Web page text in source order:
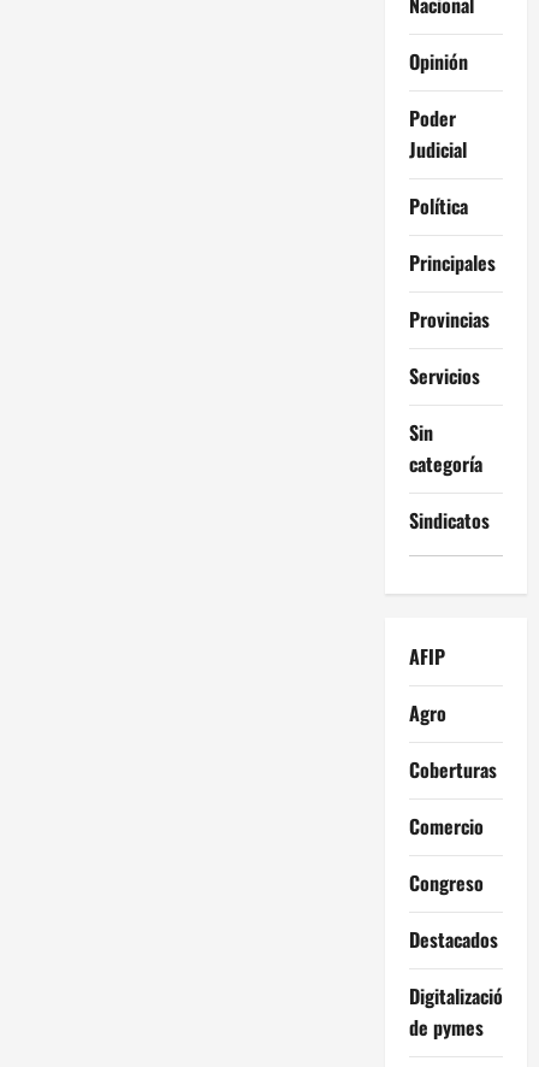
Opinión
Poder
Judicial
Política
Principales
Provincias
Servicios
Sin
categoría
Sindicatos
AFIP
Agro
Coberturas
Comercio
Congreso
Destacados
Digitalización
de pymes